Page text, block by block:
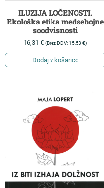
ILUZIJA LOČENOSTI.
Ekološka etika medsebojne
soodvisnosti
16,31€ (Brez DDV:15,53€)
Dodaj v košarico